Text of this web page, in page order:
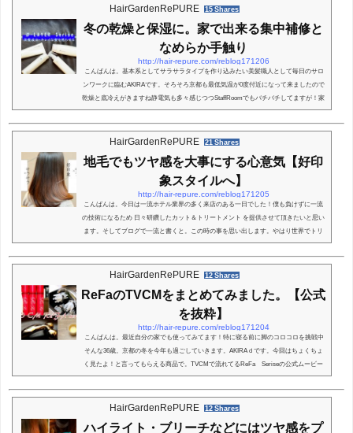
10時しか空いてません！土日はまだ枠ありますので良かったら是非。さて今回は『ブ
HairGardenRePURE 15 Shares
冬の乾燥と保湿に。家で出来る集中補修と
なめらか手触り
http://hair-repure.com/reblog171206
こんばんは。基本系としてサラサラタイプを作り込みたい美髪職人として毎日のサロ
ンワークに臨むAKIRAです。そろそろ京都も最低気温が0度付近になって来ましたので
乾燥と底冷えがきますね静電気も多々感じつつStaffRoomでもバチバチしてますが！家
でも静電気防止と髪の保湿を考え RePUREでもロングセラー商品を一度ブログに書い
てみます。今回は『βレイヤーシリーズ』です。スタートそもそもβレイヤーとは？一
般的には知らなくて全然よい用語ですがキューティクルって8層存在しており。その1
HairGardenRePURE 21 Shares
地毛でもツヤ感を大事にする心意気【好印
象スタイルへ】
http://hair-repure.com/reblog171205
こんばんは。今日は一流ホテル業界の多く来店のある一日でした！僕も負けずに一流
の技術になるため 日々研鑽したカット＆トリートメント を提供させて頂きたいと思い
ます。そしてブログで一流と書くと。この時の事を思い出します。やはり世界でトリ
ートメントを10万円で提供するためにはまだまだキャリアが必要だと思います。その
為の技術をこれからも磨いていかなければいけないでしょう！そして一流を目指す人
たちはいつもお会計時に言われます！『０（ゼロ） が一つ少なくないですか？』それ
HairGardenRePURE 12 Shares
ReFaのTVCMをまとめてみました。【公式
を抜粋】
http://hair-repure.com/reblog171204
こんばんは。最近自分の家でも使ってみてます！特に寝る前に脚のコロコロを挑戦中
そんな36歳。京都の冬を今年も過ごしていきます。AKIRAｄです。今回はちょくちょ
く見たよ！と言ってもらえる商品で。TVCMで流れてるReFa Seriseの公式ムービー
を抜粋させてもらいます。さてさて。ではすごい簡単なブログなりますが。スター
ト！ReFAシリーズ TV CMコラーゲンエンリッチです。1日 必要と言われる コ
ラーゲン5000mg を 15ml で摂取出来ます！詳しいブログはこちらで！ＴＶＣＭがこ
HairGardenRePURE 12 Shares
ハイライト・ブリーチなどにはツヤ感をプ